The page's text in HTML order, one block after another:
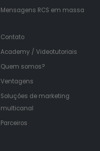
Mensagens RCS em massa
Contato
Academy / Videotutoriais
Quem somos?
Ventagens
Soluções de marketing
multicanal
Parceiros